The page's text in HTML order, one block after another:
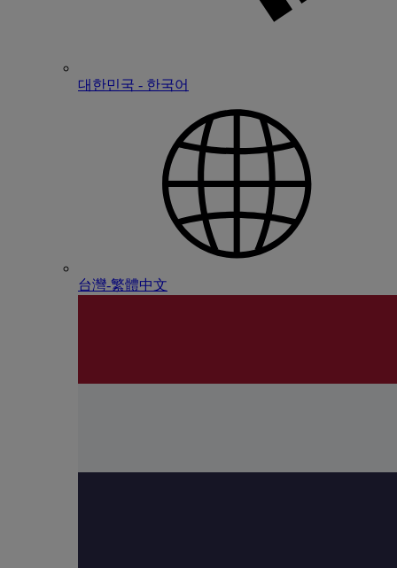
대한민국 - 한국어
台灣-繁體中文